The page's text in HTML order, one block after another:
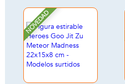
surtidos
NOVEDAD